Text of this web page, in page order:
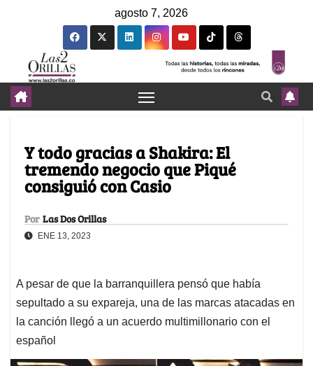
agosto 7, 2026
Y todo gracias a Shakira: El
tremendo negocio que Piqué
consiguió con Casio
Por Las Dos Orillas
ENE 13, 2023
A pesar de que la barranquillera pensó que había
sepultado a su expareja, una de las marcas atacadas en
la canción llegó a un acuerdo multimillonario con el
español